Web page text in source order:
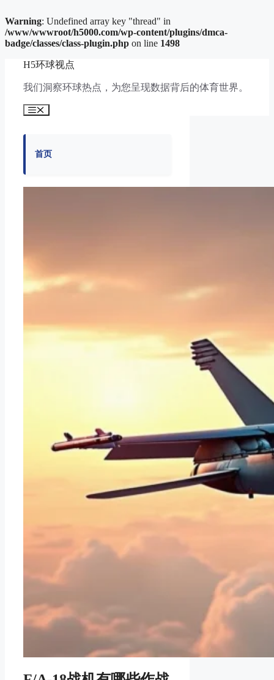
Warning: Undefined array key "thread" in
/www/wwwroot/h5000.com/wp-content/plugins/dmca-
badge/classes/class-plugin.php on line 1498
H5环球视点
我们洞察环球热点，为您呈现数据背后的体育世界。
菜
首页